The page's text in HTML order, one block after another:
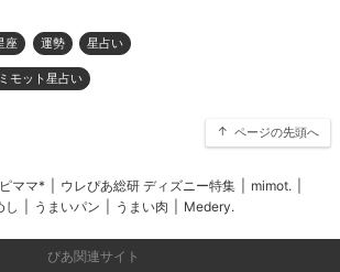
座 運勢 星占い
モット星占い
ページの先頭へ
ママ* ウレぴあ総研 ディズニー特集 mimot.
し
うまいパン うまい肉 Medery.
ぴあ関連サイト